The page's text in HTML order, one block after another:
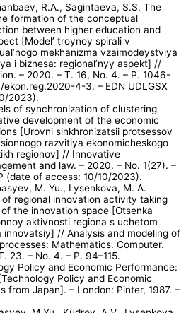
R.A., Sagintaeva, S.S. The
formation of the conceptual
between higher education and
[Model’ troynoy spirali v
mekhanizma vzaimodeystviya
i biznesa: regional’nyy aspekt] //
– 2020. – T. 16, No. 4. – P. 1046-
ekon.reg.2020-4-3. – EDN UDLGSX
2023).
of synchronization of clustering
development of the economic
[Urovni sinkhronizatsii protsessov
razvitiya ekonomicheskogo
regionov] // Innovative
and law. – 2020. – No. 1(27). –
(date of access: 10/10/2023).
M. Yu., Lysenkova, M. A.
regional innovation activity taking
the innovation space [Otsenka
aktivnosti regiona s uchetom
innovatsiy] // Analysis and modeling of
Mathematics. Computer.
23. – No. 4. – P. 94–115.
Policy and Economic Performance:
Policy and Economic
from Japan]. – London: Pinter, 1987. –